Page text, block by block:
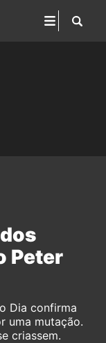
Peter
Dia confirma
uma mutação.
criassem.